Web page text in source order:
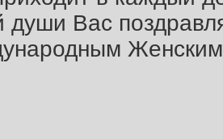
души Вас